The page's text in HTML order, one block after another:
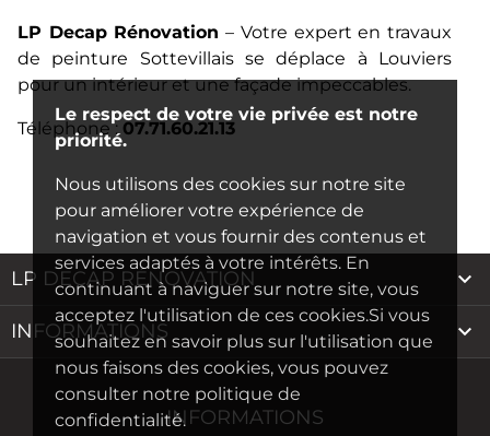
Le respect de votre vie privée est notre
priorité.
Nous utilisons des cookies sur notre site
pour améliorer votre expérience de
navigation et vous fournir des contenus et
services adaptés à votre intérêts. En
continuant à naviguer sur notre site, vous
acceptez l'utilisation de ces cookies.Si vous
souhaitez en savoir plus sur l'utilisation que
nous faisons des cookies, vous pouvez
consulter notre politique de
confidentialité.
LP Decap Rénovation – Votre expert en travaux
de peinture Sottevillais se déplace à Louviers
pour un intérieur et une façade impeccables.
Téléphone :07.71.60.21.13
LP DECAP RÉNOVATION 
INFORMATIONS 
INFORMATIONS